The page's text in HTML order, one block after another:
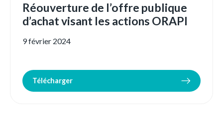
Réouverture de l’offre publique
d’achat visant les actions ORAPI
9 février 2024
Télécharger